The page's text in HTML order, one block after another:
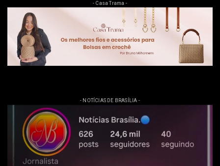
- Casa Trama -
- NOTÍCIAS DE BRASÍLIA -